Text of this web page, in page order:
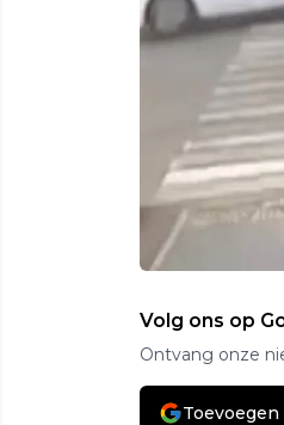
Volg ons op
Ontvang onze